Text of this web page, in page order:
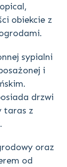
obiekcie z
sypialni
i
drzwi
taras z
oraz
od